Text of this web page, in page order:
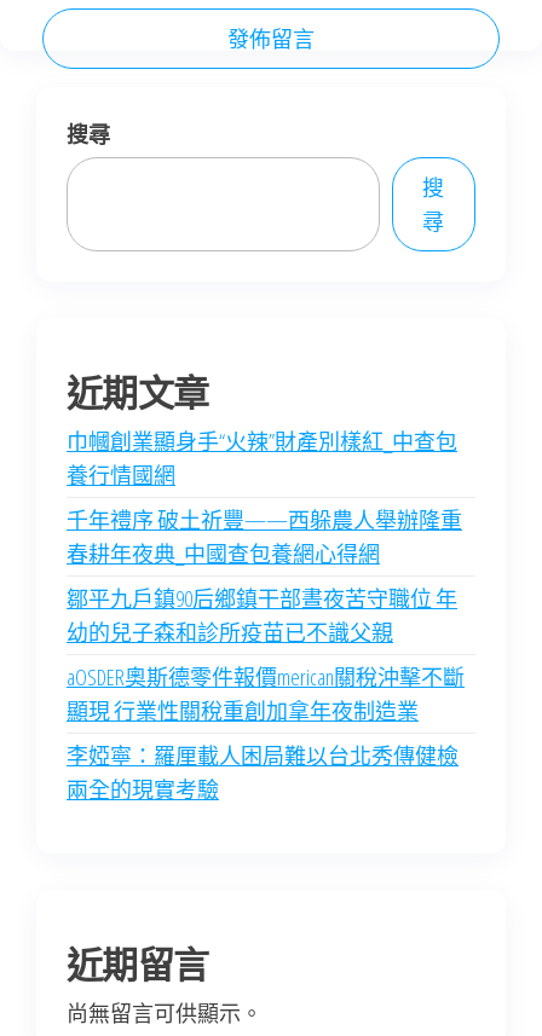
搜尋
搜
尋
近期文章
巾幗創業顯身手“火辣”財產別樣紅_中查包
養行情國網
千年禮序 破土祈豐——西躲農人舉辦隆重
春耕年夜典_中國查包養網心得網
鄒平九戶鎮90后鄉鎮干部晝夜苦守職位 年
幼的兒子森和診所疫苗已不識父親
aOSDER奧斯德零件報價merican關稅沖擊不斷
顯現 行業性關稅重創加拿年夜制造業
李婭寧：羅厘載人困局難以台北秀傳健檢
兩全的現實考驗
近期留言
尚無留言可供顯示。